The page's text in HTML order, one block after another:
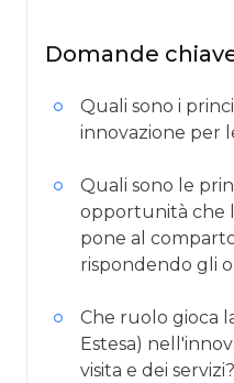
Domande
Quali sono i
innovazione per
Quali sono le
opportunità che
pone al
rispondendo gli
Che ruolo gioca
Estesa)
visita e dei servizi?